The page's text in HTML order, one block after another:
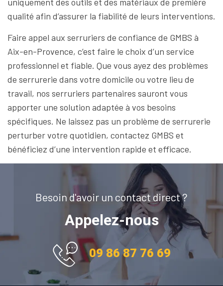
qualité afin d’assurer la fiabilité de leurs interventions.
Faire appel aux serruriers de confiance de GMBS à
Aix-en-Provence, c’est faire le choix d’un service
professionnel et fiable. Que vous ayez des problèmes
de serrurerie dans votre domicile ou votre lieu de
travail, nos serruriers partenaires sauront vous
apporter une solution adaptée à vos besoins
spécifiques. Ne laissez pas un problème de serrurerie
perturber votre quotidien, contactez GMBS et
bénéficiez d’une intervention rapide et efficace.
Besoin d'avoir un contact direct ?
Appelez-nous
09 86 87 76 69